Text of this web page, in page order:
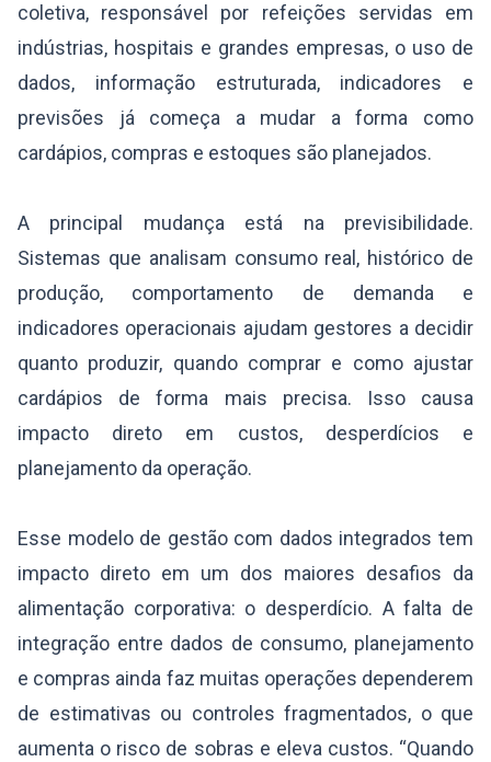
coletiva, responsável por refeições servidas em
indústrias, hospitais e grandes empresas, o uso de
dados, informação estruturada, indicadores e
previsões já começa a mudar a forma como
cardápios, compras e estoques são planejados.
A principal mudança está na previsibilidade.
Sistemas que analisam consumo real, histórico de
produção, comportamento de demanda e
indicadores operacionais ajudam gestores a decidir
quanto produzir, quando comprar e como ajustar
cardápios de forma mais precisa. Isso causa
impacto direto em custos, desperdícios e
planejamento da operação.
Esse modelo de gestão com dados integrados tem
impacto direto em um dos maiores desafios da
alimentação corporativa: o desperdício. A falta de
integração entre dados de consumo, planejamento
e compras ainda faz muitas operações dependerem
de estimativas ou controles fragmentados, o que
aumenta o risco de sobras e eleva custos. “Quando